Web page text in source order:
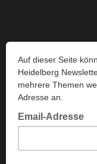
Auf dieser Seite
Heidelberg
mehrere Themen
Adresse an.
Email-Adresse